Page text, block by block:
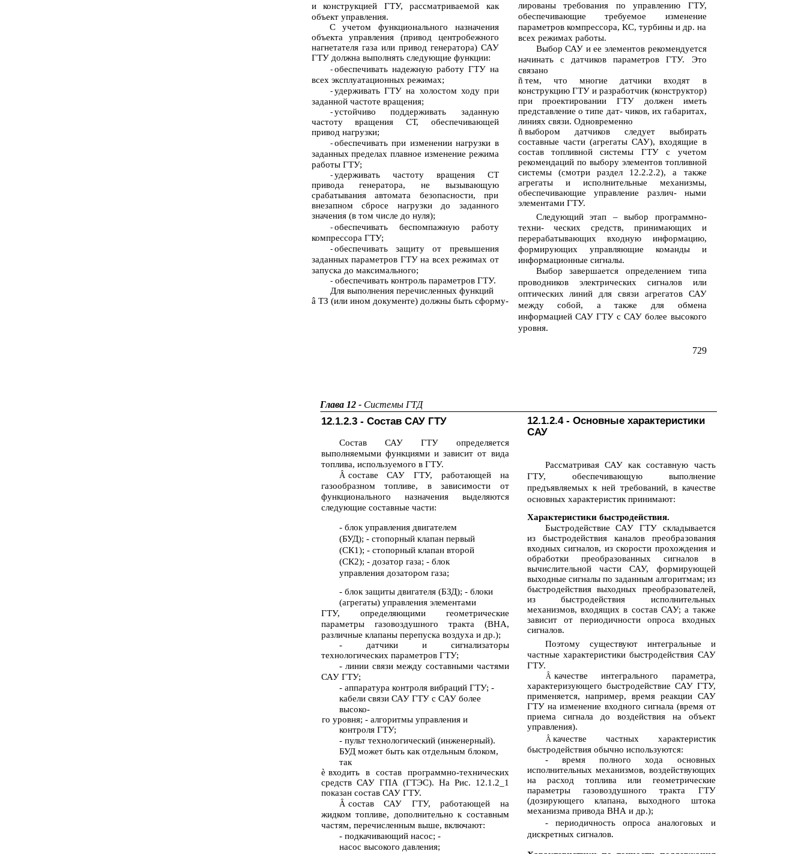
и конструкцией ГТУ, рассматриваемой как
объект управления.
С учетом функционального назначения
объекта управления (привод центробежного
нагнетателя газа или привод генератора) САУ
ГТУ должна выполнять следующие функции:
- обеспечивать надежную работу ГТУ на
всех эксплуатационных режимах;
- удерживать ГТУ на холостом ходу при
заданной частоте вращения;
- устойчиво поддерживать заданную
частоту вращения СТ, обеспечивающей
привод нагрузки;
- обеспечивать при изменении нагрузки в
заданных пределах плавное изменение режима
работы ГТУ;
- удерживать частоту вращения СТ
привода генератора, не вызывающую
срабатывания автомата безопасности, при
внезапном сбросе нагрузки до заданного
значения (в том числе до нуля);
- обеспечивать беспомпажную работу
компрессора ГТУ;
- обеспечивать защиту от превышения
заданных параметров ГТУ на всех режимах от
запуска до максимального;
- обеспечивать контроль параметров ГТУ.
Для выполнения перечисленных функций
â ТЗ (или ином документе) должны быть сформу-
лированы требования по управлению ГТУ,
обеспечивающие требуемое изменение
параметров компрессора, КС, турбины и др. на
всех режимах работы.
Выбор САУ и ее элементов рекомендуется
начинать с датчиков параметров ГТУ. Это
связано
ñ тем, что многие датчики входят в
конструкцию ГТУ и разработчик (конструктор)
при проектировании ГТУ должен иметь
представление о типе дат- чиков, их габаритах,
линиях связи. Одновременно
ñ выбором датчиков следует выбирать
составные части (агрегаты САУ), входящие в
состав топливной системы ГТУ с учетом
рекомендаций по выбору элементов топливной
системы (смотри раздел 12.2.2.2), а также
агрегаты и исполнительные механизмы,
обеспечивающие управление различ- ными
элементами ГТУ.
Следующий этап – выбор программно-
техни- ческих средств, принимающих и
перерабатывающих входную информацию,
формирующих управляющие команды и
информационные сигналы.
Выбор завершается определением типа
проводников электрических сигналов или
оптических линий для связи агрегатов САУ
между собой, а также для обмена
информацией САУ ГТУ с САУ более высокого
уровня.
729
Глава 12 - Системы ГТД
12.1.2.3 - Состав САУ ГТУ
Состав САУ ГТУ определяется
выполняемыми функциями и зависит от вида
топлива, используемого в ГТУ.
Â составе САУ ГТУ, работающей на
газообразном топливе, в зависимости от
функционального назначения выделяются
следующие составные части:
- блок управления двигателем
(БУД); - стопорный клапан первый
(СК1); - стопорный клапан второй
(СК2); - дозатор газа; - блок
управления дозатором газа;
- блок защиты двигателя (БЗД); - блоки
(агрегаты) управления элементами
ГТУ, определяющими геометрические
параметры газовоздушного тракта (ВНА,
различные клапаны перепуска воздуха и др.);
- датчики и сигнализаторы
технологических параметров ГТУ;
- линии связи между составными частями
САУ ГТУ;
- аппаратура контроля вибраций ГТУ; -
кабели связи САУ ГТУ с САУ более
высоко-
го уровня; - алгоритмы управления и
контроля ГТУ;
- пульт технологический (инженерный).
БУД может быть как отдельным блоком,
так
è входить в состав программно-технических
средств САУ ГПА (ГТЭС). На Рис. 12.1.2_1
показан состав САУ ГТУ.
Â состав САУ ГТУ, работающей на
жидком топливе, дополнительно к составным
частям, перечисленным выше, включают:
- подкачивающий насос; -
насос высокого давления;
12.1.2.4 - Основные характеристики
САУ
Рассматривая САУ как составную часть
ГТУ, обеспечивающую выполнение
предъявляемых к ней требований, в качестве
основных характеристик принимают:
Характеристики быстродействия.
Быстродействие САУ ГТУ складывается
из быстродействия каналов преобразования
входных сигналов, из скорости прохождения и
обработки преобразованных сигналов в
вычислительной части САУ, формирующей
выходные сигналы по заданным алгоритмам; из
быстродействия выходных преобразователей,
из быстродействия исполнительных
механизмов, входящих в состав САУ; а также
зависит от периодичности опроса входных
сигналов.
Поэтому существуют интегральные и
частные характеристики быстродействия САУ
ГТУ.
Â качестве интегрального параметра,
характеризующего быстродействие САУ ГТУ,
применяется, например, время реакции САУ
ГТУ на изменение входного сигнала (время от
приема сигнала до воздействия на объект
управления).
Â качестве частных характеристик
быстродействия обычно используются:
- время полного хода основных
исполнительных механизмов, воздействующих
на расход топлива или геометрические
параметры газовоздушного тракта ГТУ
(дозирующего клапана, выходного штока
механизма привода ВНА и др.);
- периодичность опроса аналоговых и
дискретных сигналов.